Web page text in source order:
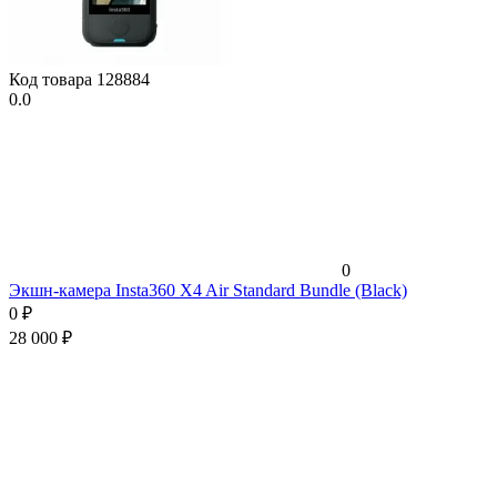
Код товара 128884
0.0
0
Экшн-камера Insta360 X4 Air Standard Bundle (Black)
0 ₽
28 000 ₽